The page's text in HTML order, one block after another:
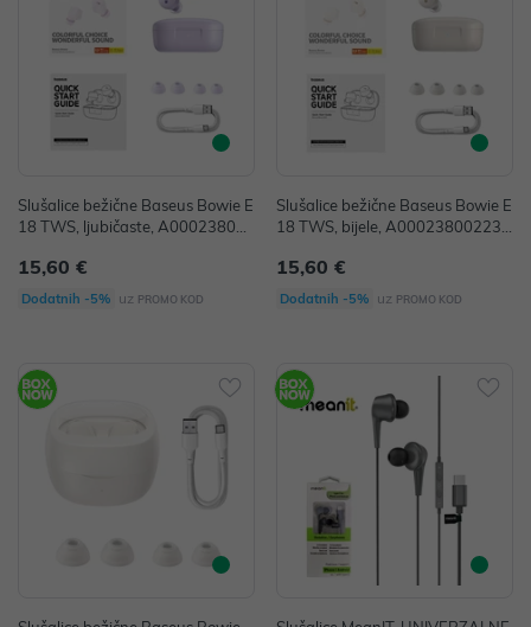
Slušalice bežične Baseus Bowie E
18 TWS, ljubičaste, A000238005
15,60 €
Dodatnih -5% uz PROMO KOD
Slušalice bežične Baseus Bowie E
18 TWS, bijele, A00023800223-
15,60 €
Dodatnih -5% uz PROMO KOD